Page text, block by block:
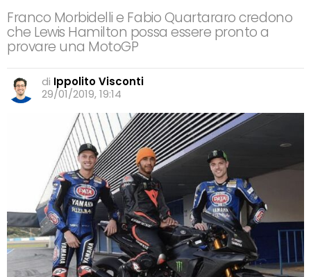
Franco Morbidelli e Fabio Quartararo credono
che Lewis Hamilton possa essere pronto a
provare una MotoGP
di Ippolito Visconti
29/01/2019, 19:14